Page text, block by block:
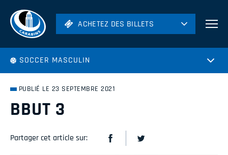
ACHETEZ DES BILLETS
Hockey
ACHETEZ DES BILLETS
SOCCER MASCULIN
PUBLIÉ LE 23 SEPTEMBRE 2021
BBUT 3
Partager cet article sur: